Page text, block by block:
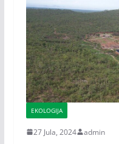
EKOLOGIJA
27 Jula, 2024 admin